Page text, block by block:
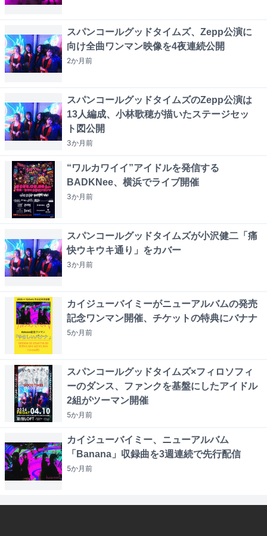
スパンコールグッドタイムズ、Zepp公演に
向け全曲ワンマン映像を4夜連続公開
2か月前
スパンコールグッドタイムズのZepp公演は
13人編成、小林歌穂が描いたステージセッ
ト図公開
3か月前
“ワルカワイイ”アイドルを発信する
BADKNee、横浜でライブ開催
3か月前
スパンコールグッドタイムズが小沢健二「痛
快ウキウキ通り」をカバー
3か月前
カイジューバイミーがニューアルバムの発売
記念ワンマン開催、チケットの特典にバナナ
5か月前
スパンコールグッドタイムズ×フィロソフィ
ーのダンス、ファンクを基盤にしたアイドル
2組がツーマン開催
5か月前
カイジューバイミー、ニューアルバム
「Banana」収録曲を3週連続で先行配信
5か月前